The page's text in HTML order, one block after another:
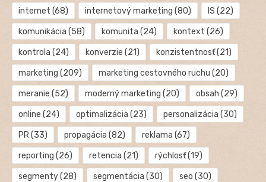
internet (68) internetový marketing (80) IS (22)
komunikácia (58) komunita (24) kontext (26)
kontrola (24) konverzie (21) konzistentnosť(21)
marketing (209) marketing cestovného ruchu (20)
meranie (52) moderný marketing (20) obsah (29)
online (24) optimalizácia (23) personalizácia (30)
PR(33) propagácia (82) reklama (67)
reporting (26) retencia (21) rýchlosť(19)
segmenty(28) segmentácia (30) seo (30)